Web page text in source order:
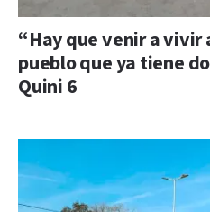
“Hay que venir a vivir
pueblo que ya tiene
Quini 6